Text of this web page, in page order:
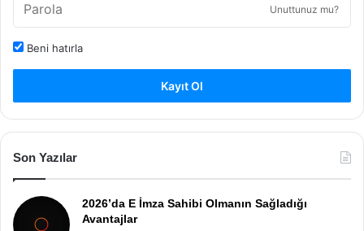
Unuttunuz mu?
Beni hatırla
Kayıt Ol
Son Yazılar
2026’da E İmza Sahibi Olmanın Sağladığı
Avantajlar